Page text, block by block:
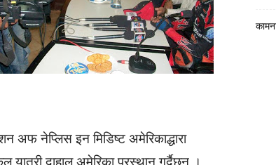
अफ नेप्लिस इन मिडिष्ट अमेरिकाद्धारा
दाहाल अमेरिका प्रस्थान गर्दैछन् ।